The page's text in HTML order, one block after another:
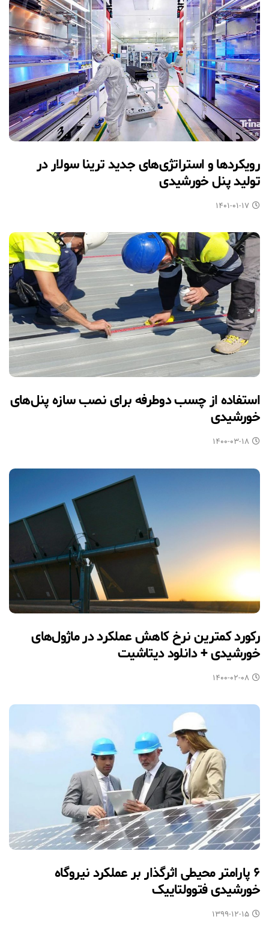
رویکردها و استراتژی‌های جدید ترینا سولار در
تولید پنل خورشیدی
۱۴۰۱-۰۱-۱۷
استفاده از چسب دوطرفه برای نصب سازه پنل‌های
خورشیدی
۱۴۰۰-۰۳-۱۸
رکورد کمترین نرخ کاهش عملکرد در ماژول‎‌های
خورشیدی + دانلود دیتاشیت
۱۴۰۰-۰۲-۰۸
۶ پارامتر محیطی اثرگذار بر عملکرد نیروگاه
خورشیدی فتوولتاییک
۱۳۹۹-۱۲-۱۵